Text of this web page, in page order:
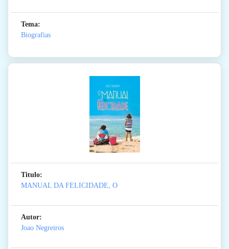
Tema:
Biografias
Titulo:
MANUAL DA FELICIDADE, O
Autor:
Joao Negreiros